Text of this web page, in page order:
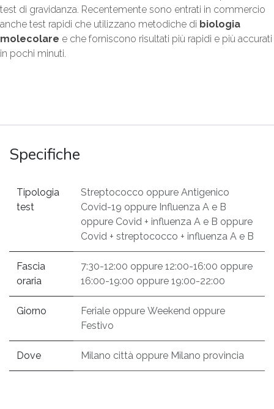
test di gravidanza. Recentemente sono entrati in commercio
anche test rapidi che utilizzano metodiche di biologia
molecolare e che forniscono risultati più rapidi e più accurati
in pochi minuti.
Specifiche
Tipologia
test
Streptococco oppure Antigenico
Covid-19 oppure Influenza A e B
oppure Covid + influenza A e B oppure
Covid + streptococco + influenza A e B
Fascia
oraria
7:30-12:00 oppure 12:00-16:00 oppure
16:00-19:00 oppure 19:00-22:00
Giorno Feriale oppure Weekend oppure
Festivo
Dove Milano città oppure Milano provincia